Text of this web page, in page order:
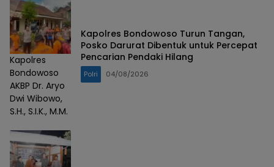
Kapolres
Bondowoso
AKBP Dr. Aryo
Dwi Wibowo,
S.H., S.I.K., M.M.
Kapolres Bondowoso Turun Tangan,
Posko Darurat Dibentuk untuk Percepat
Pencarian Pendaki Hilang
Polri 04/08/2026